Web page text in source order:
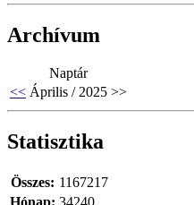
Archívum
Naptár
<< Április / 2025 >>
Statisztika
Összes: 1167217
Hónap: 34240